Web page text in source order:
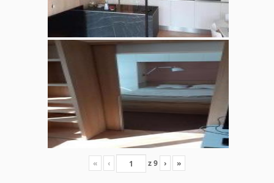
« ‹ z9 › »